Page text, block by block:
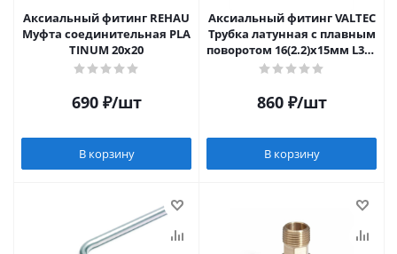
Аксиальный фитинг REHAU
Муфта соединительная PLA
TINUM 20х20
690₽/шт
В корзину
Аксиальный фитинг VALTEC
Трубка латунная с плавным
поворотом 16(2.2)х15мм L300
мм
860₽/шт
В корзину